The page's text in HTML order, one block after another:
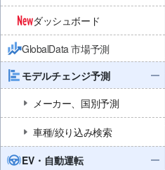
ダッシュボード
GlobalData 市場予測
モデルチェンジ予測
メーカー、国別予測
車種/絞り込み検索
EV・自動運転